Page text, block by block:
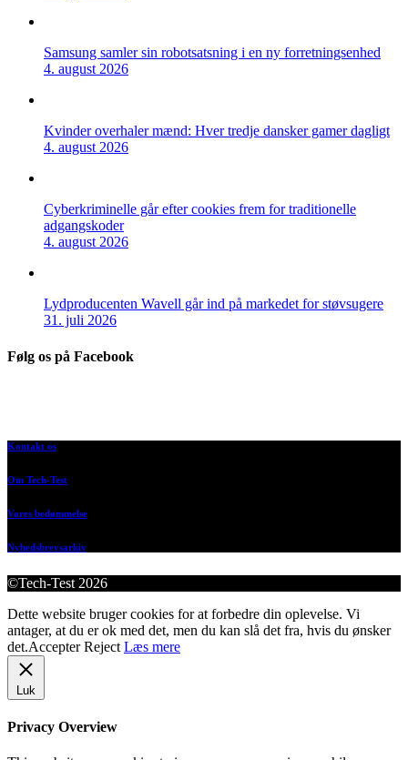
Samsung samler sin robotsatsning i en ny forretningsenhed
4. august 2026
Kvinder overhaler mænd: Hver tredje dansker gamer dagligt
4. august 2026
Cyberkriminelle går efter cookies frem for traditionelle
adgangskoder
4. august 2026
Lydproducenten Wavell går ind på markedet for støvsugere
31. juli 2026
Følg os på Facebook
Kontakt os
Om Tech-Test
Vores bedømmelse
Nyhedsbrevsarkiv
©Tech-Test 2026
Dette website bruger cookies for at forbedre din oplevelse. Vi
antager, at du er ok med det, men du kan slå det fra, hvis du ønsker
det.Accepter Reject Læs mere
Luk
Privacy Overview